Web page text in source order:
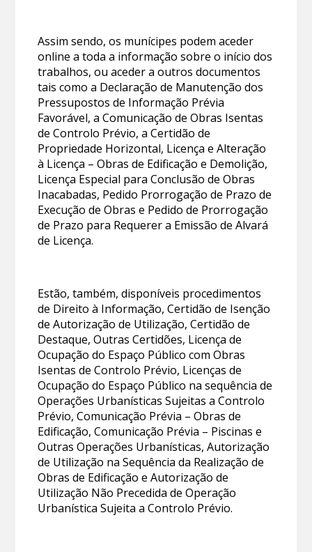
Assim sendo, os munícipes podem aceder
online a toda a informação sobre o início dos
trabalhos, ou aceder a outros documentos
tais como a Declaração de Manutenção dos
Pressupostos de Informação Prévia
Favorável, a Comunicação de Obras Isentas
de Controlo Prévio, a Certidão de
Propriedade Horizontal, Licença e Alteração
à Licença – Obras de Edificação e Demolição,
Licença Especial para Conclusão de Obras
Inacabadas, Pedido Prorrogação de Prazo de
Execução de Obras e Pedido de Prorrogação
de Prazo para Requerer a Emissão de Alvará
de Licença.
Estão, também, disponíveis procedimentos
de Direito à Informação, Certidão de Isenção
de Autorização de Utilização, Certidão de
Destaque, Outras Certidões, Licença de
Ocupação do Espaço Público com Obras
Isentas de Controlo Prévio, Licenças de
Ocupação do Espaço Público na sequência de
Operações Urbanísticas Sujeitas a Controlo
Prévio, Comunicação Prévia – Obras de
Edificação, Comunicação Prévia – Piscinas e
Outras Operações Urbanísticas, Autorização
de Utilização na Sequência da Realização de
Obras de Edificação e Autorização de
Utilização Não Precedida de Operação
Urbanística Sujeita a Controlo Prévio.